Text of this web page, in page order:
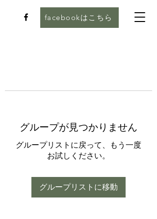
facebookはこちら
グループが見つかりません
グループリストに戻って、もう一度
お試しください。
グループリストに移動